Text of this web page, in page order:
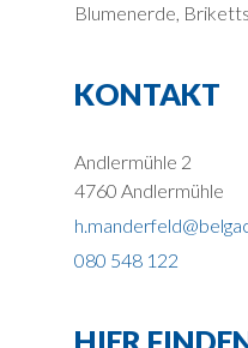
Blumenerde,
KONTAKT
Andlermühle 2
4760 Andlermühle
080 548 122
HIER